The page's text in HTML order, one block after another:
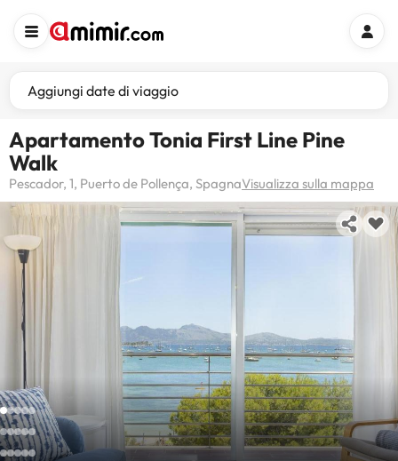
Aggiungi date di viaggio
Apartamento Tonia First Line Pine
Walk
Pescador, 1, Puerto de Pollença, SpagnaVisualizza sulla mappa